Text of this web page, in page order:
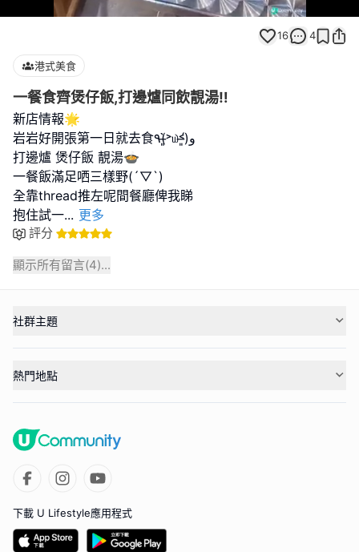
Loaded:
100.00%
16 4
港式美食
一餐食齊煲仔飯,打邊爐同飲靚湯‼️
新店情報🌟
岩岩好開張第一日就去食٩(˃̶͈̀௰˂̶͈́)و
打邊爐 煲仔飯 靚湯🍲
一餐飯滿足哂三樣野(´▽`)
全靠thread推左呢間餐廳俾我睇
抱住試一... 更多
評分
顯示所有留言(4)...
社群主題
熱門地點
下載 U Lifestyle應用程式